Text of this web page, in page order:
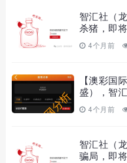
智汇社（
杀猪，即
4个月前
【澳彩国
盛），智
资金盘虚
4个月前
智汇社（
骗局，即